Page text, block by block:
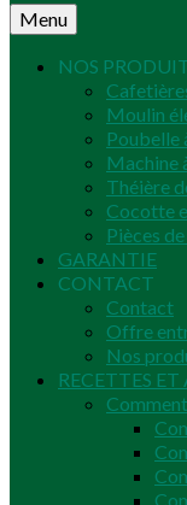
Menu
NOS
Moulin
Poubelle
Machine
Théière
Cocotte
Pièces
GARANTIE
CONTACT
Contact
Offre
Nos
RECETTES ET